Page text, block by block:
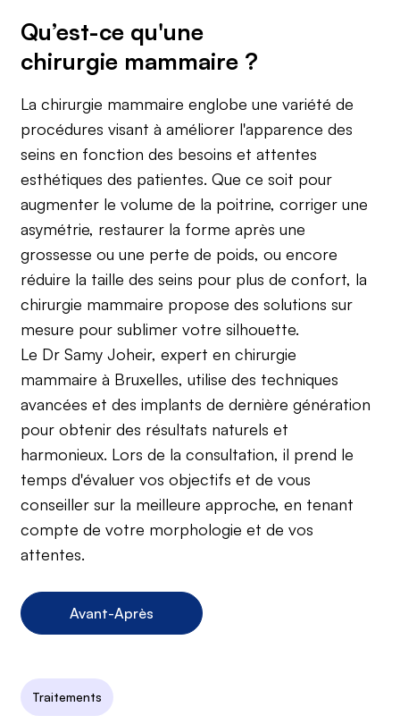
Qu’est-ce qu'une
chirurgie mammaire ?
La chirurgie mammaire englobe une variété de
procédures visant à améliorer l'apparence des
seins en fonction des besoins et attentes
esthétiques des patientes. Que ce soit pour
augmenter le volume de la poitrine, corriger une
asymétrie, restaurer la forme après une
grossesse ou une perte de poids, ou encore
réduire la taille des seins pour plus de confort, la
chirurgie mammaire propose des solutions sur
mesure pour sublimer votre silhouette.
Le Dr Samy Joheir, expert en chirurgie
mammaire à Bruxelles, utilise des techniques
avancées et des implants de dernière génération
pour obtenir des résultats naturels et
harmonieux. Lors de la consultation, il prend le
temps d'évaluer vos objectifs et de vous
conseiller sur la meilleure approche, en tenant
compte de votre morphologie et de vos
attentes.
Avant-Après
Traitements